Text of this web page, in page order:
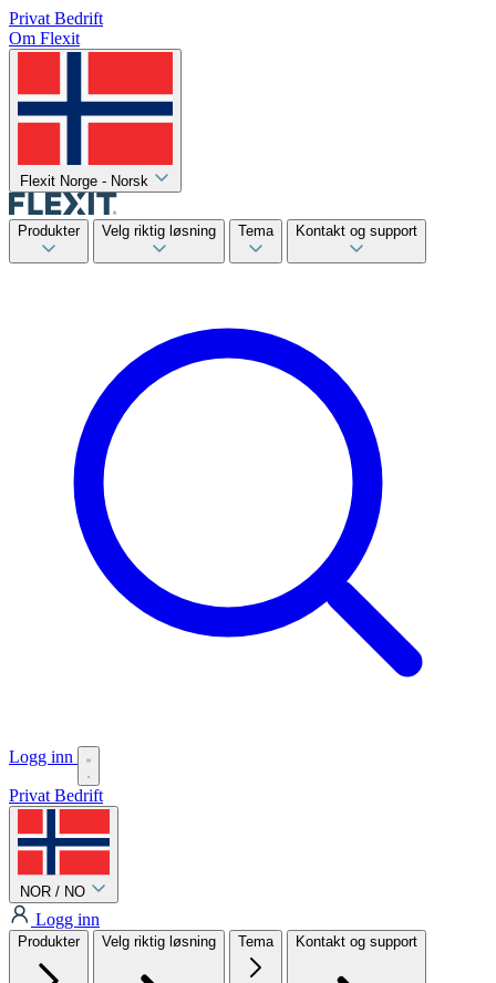
Privat Bedrift
Om Flexit
Flexit Norge - Norsk
Produkter Velg riktig løsning Tema Kontakt og support
Logg inn
Privat Bedrift
NOR / NO
Logg inn
Produkter Velg riktig løsning Tema Kontakt og support